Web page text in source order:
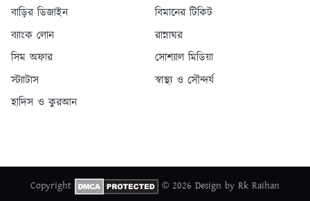
বাড়ির ডিজাইন
বিমানের টিকিট
ব্যাংক লোন
রান্নাঘর
সিম অফার
সোশ্যাল মিডিয়া
স্ট্যাটাস
স্বাস্থ্য ও সৌন্দর্য
হাদিস ও কুরআন
Copyright © 2026 Design by Rk Raihan